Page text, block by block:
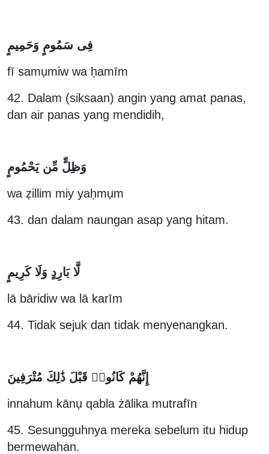
fī samụmiw wa ḥamīm
42. Dalam (siksaan) angin yang amat panas,
dan air panas yang mendidih,
wa ẓillim miy yaḥmụm
43. dan dalam naungan asap yang hitam.
لَّا بَارِدٍ وَلَا كَرِيمٍ
lā bāridiw wa lā karīm
44. Tidak sejuk dan tidak menyenangkan.
إِنَّهُمْ كَانُوا۟ قَبْلَ ذَٰلِكَ مُتْرَفِينَ
innahum kānụ qabla żālika mutrafīn
45. Sesungguhnya mereka sebelum itu hidup
bermewahan.